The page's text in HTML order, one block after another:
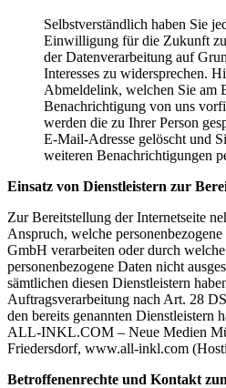
Selbstverständlich haben Sie
Einwilligung für die Zukunft
der Datenverarbeitung auf
Interesses zu widersprechen.
Abmeldelink, welchen Sie am
Benachrichtigung von uns
werden die zu Ihrer Person
E-Mail-Adresse gelöscht und
weiteren Benachrichtigungen
Einsatz von Dienstleistern zur
Zur Bereitstellung der Internetseite
Anspruch, welche
GmbH verarbeiten oder durch
personenbezogene Daten nicht
sämtlichen diesen Dienstleistern
Auftragsverarbeitung nach Art. 28
den bereits genannten Dienstleistern
ALL-INKL.COM – Neue Medien
Friedersdorf, www.all-inkl.com
Betroffenenrechte und Kontakt